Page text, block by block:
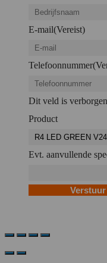
E-mail(Vereist)
Telefoonnummer
Dit veld is
Product
Evt. aanvullende